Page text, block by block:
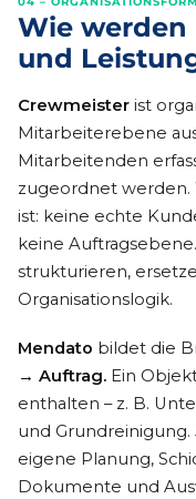
Wie werden
und
Crewmeister ist
Mitarbeiterebene
Mitarbeitenden
zugeordnet werden.
ist: keine echte
keine
strukturieren,
Organisationslogik.
Mendato bildet die
→ Auftrag. Ein
enthalten – z. B.
und
eigene Planung,
Dokumente und